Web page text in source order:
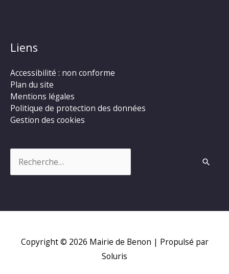
Liens
Accessibilité : non conforme
Plan du site
Mentions légales
Politique de protection des données
Gestion des cookies
Copyright © 2026 Mairie de Benon | Propulsé par
Soluris